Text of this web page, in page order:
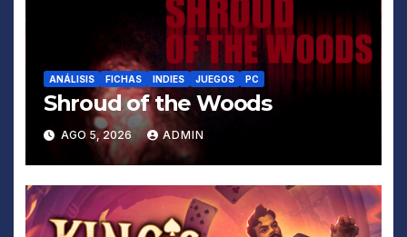
ANÁLISIS FICHAS INDIES JUEGOS PC
Shroud of the Woods
AGO 5, 2026 ADMIN